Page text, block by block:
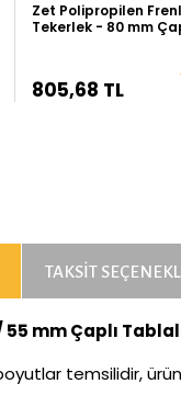
Zet Polipropilen
Tekerlek - 80 mm
805,68 TL
TAKSIT
55 mm Çaplı
temsilidir,